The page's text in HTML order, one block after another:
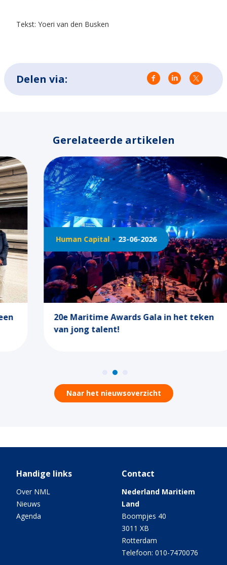
Tekst: Yoeri van den Busken
Delen via:
Gerelateerde artikelen
Human Capital 23-06-2026
20e Maritime Awards Gala in het teken
van jong talent!
Naar het nieuwsoverzicht
Handige links
Over NML
Nieuws
Agenda
Contact
Nederland Maritiem
Land
Boompjes 40
3011 XB
Rotterdam
Telefoon: 010-7470076